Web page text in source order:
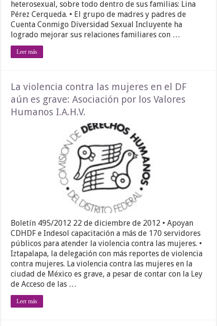
heterosexual, sobre todo dentro de sus familias: Lina
Pérez Cerqueda. • El grupo de madres y padres de
Cuenta Conmigo Diversidad Sexual Incluyente ha
logrado mejorar sus relaciones familiares con …
Leer más
La violencia contra las mujeres en el DF
aún es grave: Asociación por los Valores
Humanos I.A.H.V.
Boletín 495/2012 22 de diciembre de 2012 • Apoyan
CDHDF e Indesol capacitación a más de 170 servidores
públicos para atender la violencia contra las mujeres. •
Iztapalapa, la delegación con más reportes de violencia
contra mujeres. La violencia contra las mujeres en la
ciudad de México es grave, a pesar de contar con la Ley
de Acceso de las …
Leer más